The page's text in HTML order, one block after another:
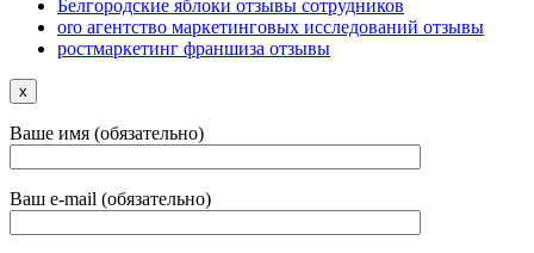
Белгородские яблоки отзывы сотрудников
oro агентство маркетинговых исследований отзывы
ростмаркетинг франшиза отзывы
x
Ваше имя (обязательно)
Ваш e-mail (обязательно)